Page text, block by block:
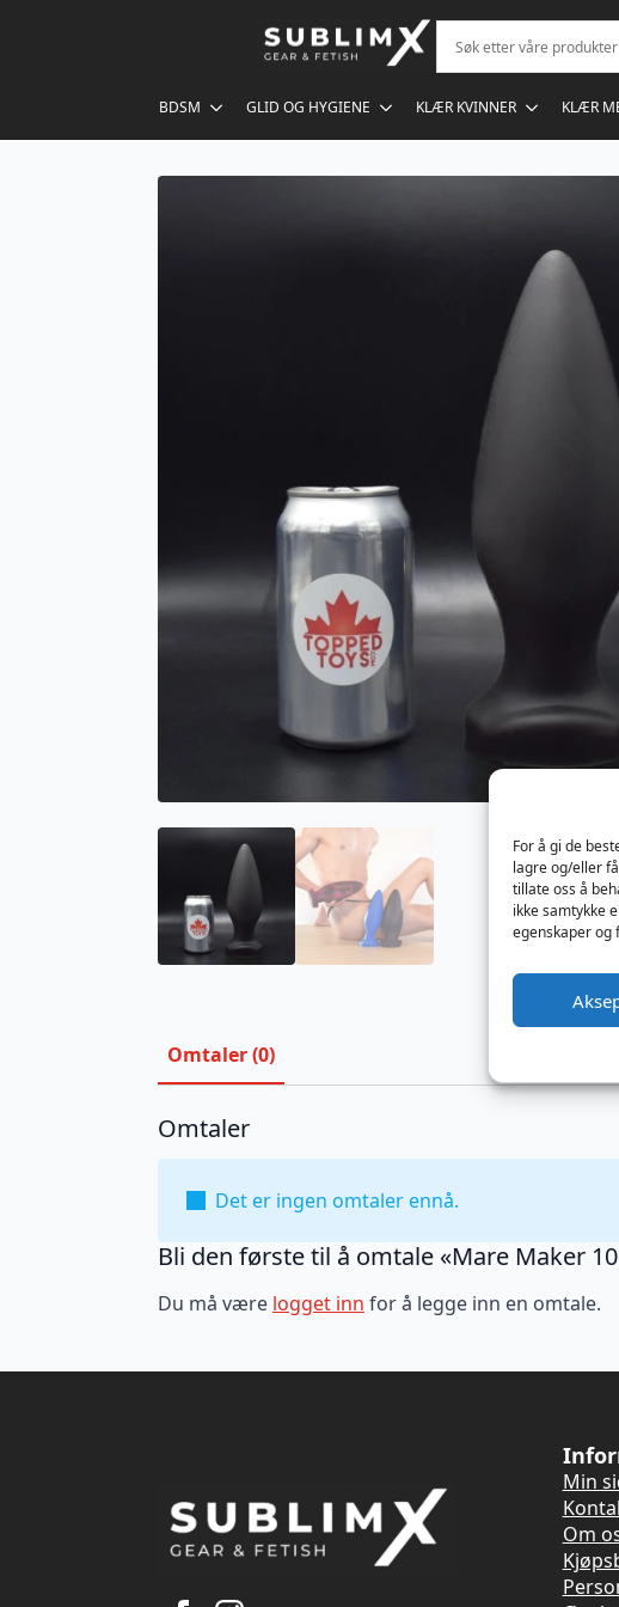
For å gi de
lagre og/eller
tillate oss å
ikke samtykke
egenskaper og
BDSM GLID OG HYGIENE KLÆR KVINNER KLÆR
Omtaler (0)
Omtaler
Det er ingen omtaler ennå.
Bli den første til å omtale «Mare Maker
Du må være logget inn for å legge inn en omtale.
Min
Om